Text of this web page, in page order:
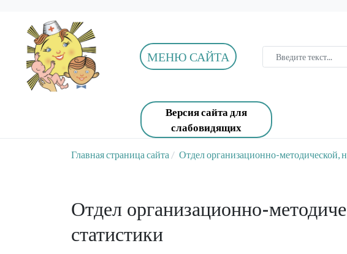
МЕНЮ САЙТА
Версия сайта для
слабовидящих
Главная страница сайта Отдел организационно-методической,
Отдел организационно-
статистики